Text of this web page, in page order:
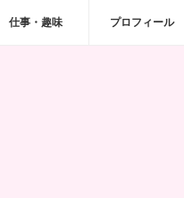
仕事・趣味 プロフィール